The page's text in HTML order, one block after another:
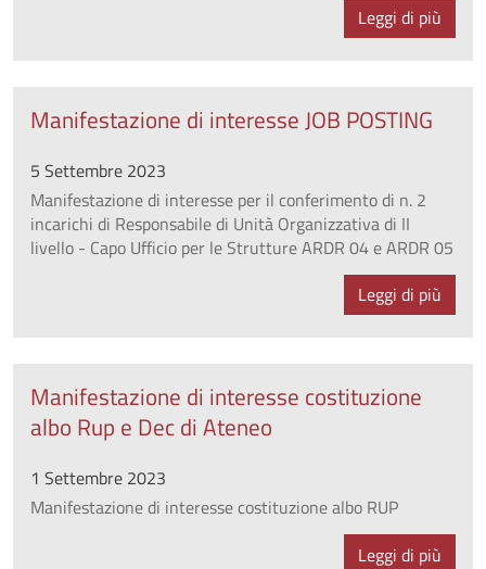
Leggi di più
Manifestazione di interesse JOB POSTING
5 Settembre 2023
Manifestazione di interesse per il conferimento di n. 2
incarichi di Responsabile di Unità Organizzativa di II
livello - Capo Ufficio per le Strutture ARDR 04 e ARDR 05
Leggi di più
Manifestazione di interesse costituzione
albo Rup e Dec di Ateneo
1 Settembre 2023
Manifestazione di interesse costituzione albo RUP
Leggi di più